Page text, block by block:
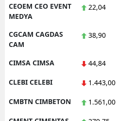
CEOEM CEO EVENT
MEDYA
22,04
CGCAM CAGDAS
CAM
38,90
CIMSA CIMSA 44,84
CLEBI CELEBI 1.443,00
CMBTN CIMBETON 1.561,00